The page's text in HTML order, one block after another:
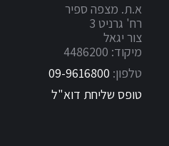
א.ת. מצפה ספיר
רח' גרניט 3
צור יגאל
מיקוד: 4486200
טלפון: 09-9616800
טופס שליחת דוא"ל